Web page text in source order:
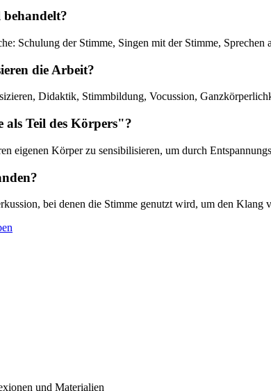
Schulung der Stimme, Singen mit der Stimme,
die Arbeit?
Didaktik, Stimmbildung, Vocussion,
als Teil des Körpers"?
eigenen Körper zu sensibilisieren, um durch
bei denen die Stimme genutzt wird, um den
und Materialien